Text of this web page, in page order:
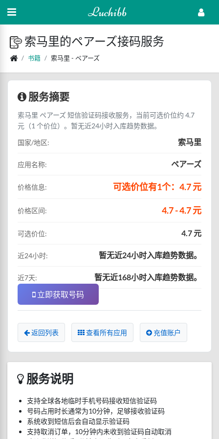
Luchibb
索马里的ペアーズ接码服务
书籍 索马里 - ペアーズ
服务摘要
索马里 ペアーズ 短信验证码接收服务，当前可选价位约 4.7
元（1 个价位）。暂无近24小时入库趋势数据。
国家/地区:
索马里
应用名称: ペアーズ
价格信息: 可选价位有1个：4.7 元
价格区间: 4.7 - 4.7 元
可选价位: 4.7 元
近24小时: 暂无近24小时入库趋势数据。
近7天:
暂无近168小时入库趋势数据。
立即获取号码
返回列表 查看所有应用 充值账户
服务说明
支持全球各地临时手机号码接收短信验证码
号码占用时长通常为10分钟，足够接收验证码
系统收到短信后会自动显示验证码
支持取消订单，10分钟内未收到验证码自动取消